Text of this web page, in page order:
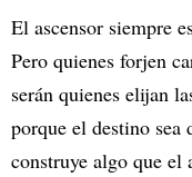
El ascensor siempre
Pero quienes forjen
serán quienes elijan
porque el destino
construye algo que el